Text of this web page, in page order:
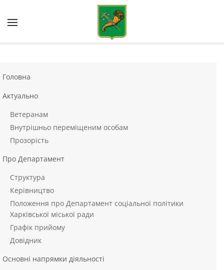
Skip to main content
Головна
Актуально
Ветеранам
Внутрішньо переміщеним особам
Прозорість
Про Департамент
Структура
Керівництво
Положення про Департамент соціальної політики
Харківської міської ради
Графік прийому
Довідник
Основні напрямки діяльності